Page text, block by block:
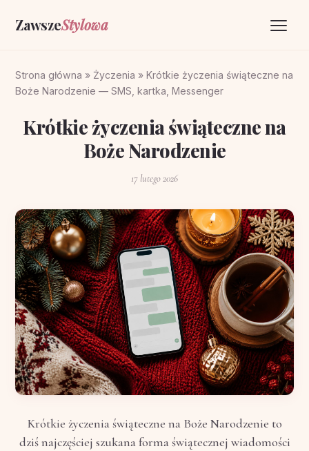
ZawszeStylowa
Życzenia
O portalu
Strona główna » Życzenia » Krótkie życzenia świąteczne na
Boże Narodzenie — SMS, kartka, Messenger
Krótkie życzenia świąteczne na
Boże Narodzenie
17 lutego 2026
Krótkie życzenia świąteczne na Boże Narodzenie to
dziś najczęściej szukana forma świątecznej wiadomości